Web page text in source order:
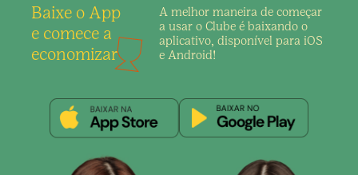
Baixe o App
e comece a
economizar
A melhor maneira de começar
a usar o Clube é baixando o
aplicativo, disponível para iOS
e Android!